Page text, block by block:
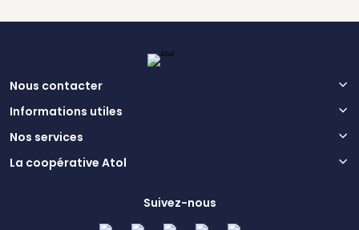
Nous contacter
Informations utiles
Nos services
La coopérative Atol
Suivez-nous